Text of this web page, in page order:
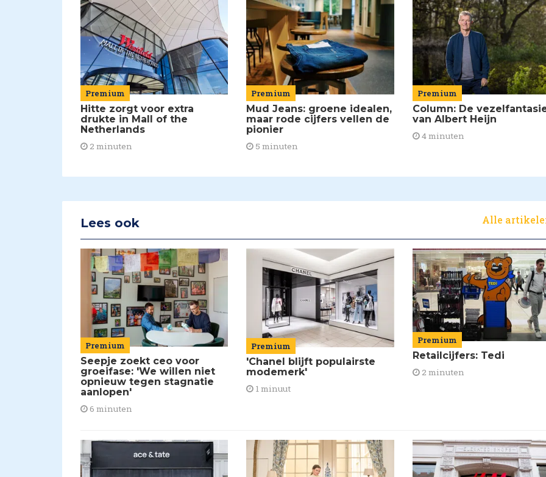
Premium
Hitte zorgt voor extra
drukte in Mall of the
Netherlands
2 minuten
Premium
Mud Jeans: groene idealen,
maar rode cijfers vellen de
pionier
5 minuten
Premium
Column: De
van Albert Heijn
4 minuten
Lees ook Alle
Premium
Seepje zoekt ceo voor
groeifase: 'We willen niet
opnieuw tegen stagnatie
aanlopen'
6 minuten
Premium
'Chanel blijft populairste
modemerk'
1 minuut
Premium
Retailcijfers: Tedi
2 minuten